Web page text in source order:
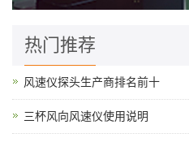
热门推荐
风速仪探头生产商排名前十
三杯风向风速仪使用说明